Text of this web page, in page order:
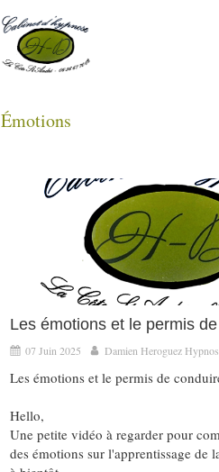
Émotions
Les émotions et le permis
07 Juin 2025 Damien Heroguez
Les émotions et le permis de
Hello,
Une petite vidéo à regarder pour
des émotions sur l'apprentissage de